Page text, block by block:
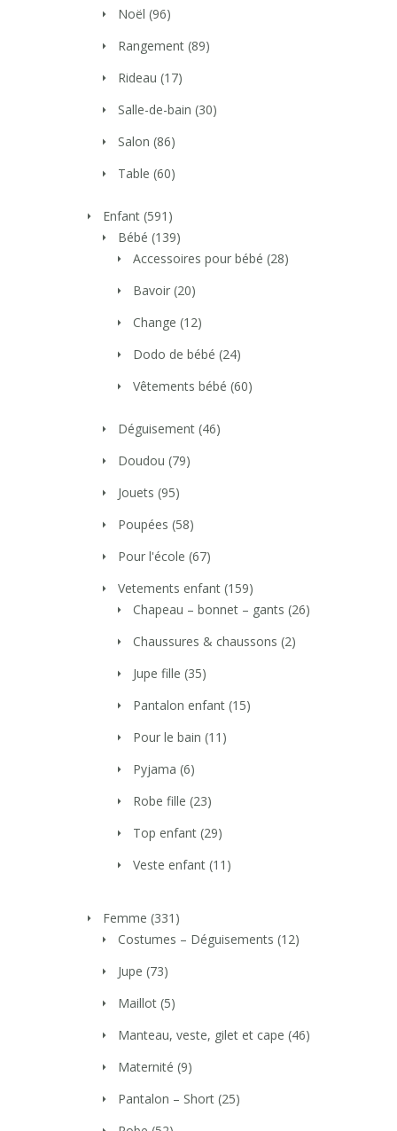
Noël (96)
Rangement (89)
Rideau (17)
Salle-de-bain (30)
Salon (86)
Table (60)
Enfant (591)
Bébé (139)
Accessoires pour bébé (28)
Bavoir (20)
Change (12)
Dodo de bébé (24)
Vêtements bébé (60)
Déguisement (46)
Doudou (79)
Jouets (95)
Poupées (58)
Pour l'école (67)
Vetements enfant (159)
Chapeau – bonnet – gants (26)
Chaussures & chaussons (2)
Jupe fille (35)
Pantalon enfant (15)
Pour le bain (11)
Pyjama (6)
Robe fille (23)
Top enfant (29)
Veste enfant (11)
Femme (331)
Costumes – Déguisements (12)
Jupe (73)
Maillot (5)
Manteau, veste, gilet et cape (46)
Maternité (9)
Pantalon – Short (25)